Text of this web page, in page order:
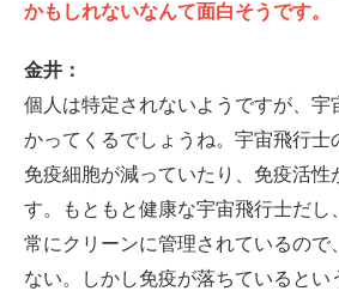
かもしれないなんて面白そうです。
金井：
個人は特定されないようですが、宇
かってくるでしょうね。宇宙飛行士
免疫細胞が減っていたり、免疫活性
す。もともと健康な宇宙飛行士だし
常にクリーンに管理されているので
ない。しかし免疫が落ちているとい